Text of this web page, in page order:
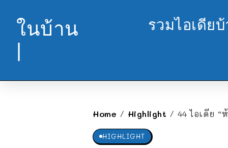
ในบ้าน
|
รวมไอเดีย
Home / Highlight / 44 ไอเดีย
HIGHLIGHT